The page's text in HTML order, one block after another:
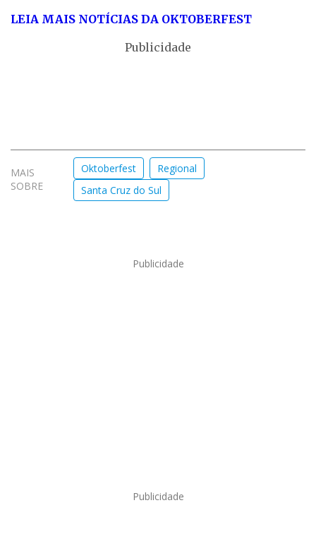
LEIA MAIS NOTÍCIAS DA OKTOBERFEST
Publicidade
MAIS
SOBRE
Oktoberfest
Regional
Santa Cruz do Sul
Publicidade
Publicidade